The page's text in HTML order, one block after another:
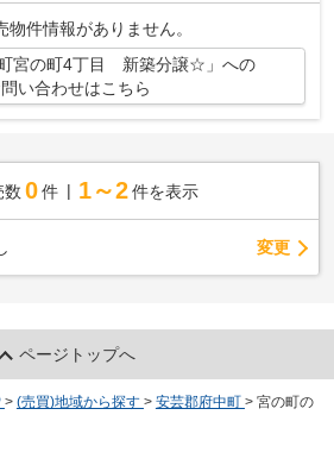
物件情報がありません。
宮の町4丁目 新築分譲☆」への
い合わせはこちら
数 0 件 1～2 件を表示
変更
ページトップへ
> (売買)地域から探す > 安芸郡府中町 > 宮の町の